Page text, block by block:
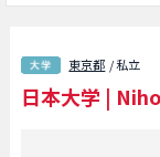
経済学部や商学部や芸
部や医学部や歯学部や
部や危機管理学部等
東京都 / 私立
日本大学 |